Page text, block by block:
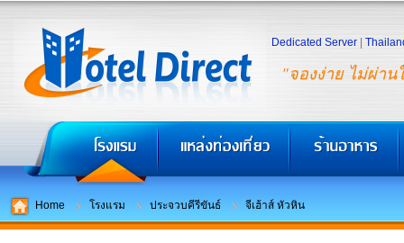
"จองง่าย ไม่ผ่าน
Dedicated Server
Home โรงแรม ประจวบคีรีขันธ์ จีเฮ้าส์ หัวหิน